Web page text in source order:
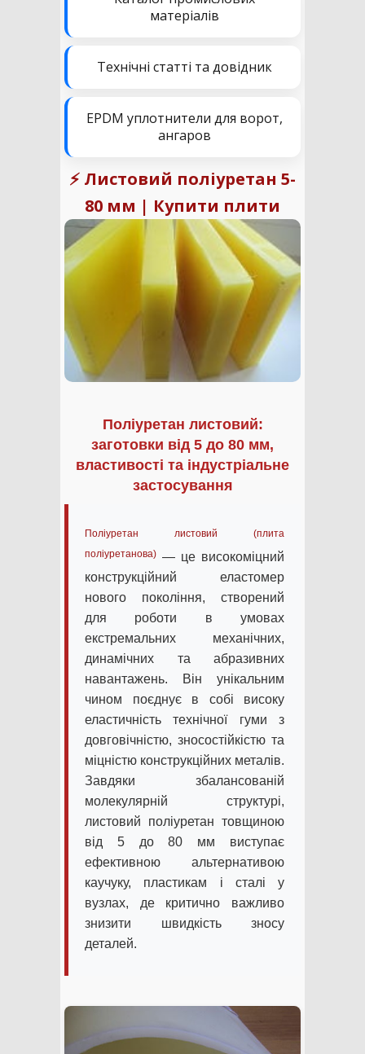
матеріалів
Технічні статті та довідник
EPDM уплотнители для ворот,
ангаров
⚡ Листовий поліуретан 5-
80 мм | Купити плити
Поліуретан листовий:
заготовки від 5 до 80 мм,
властивості та індустріальне
застосування
Поліуретан листовий (плита
поліуретанова) — це високоміцний
конструкційний еластомер
нового покоління, створений
для роботи в умовах
екстремальних механічних,
динамічних та абразивних
навантажень. Він унікальним
чином поєднує в собі високу
еластичність технічної гуми з
довговічністю, зносостійкістю та
міцністю конструкційних металів.
Завдяки збалансованій
молекулярній структурі,
листовий поліуретан товщиною
від 5 до 80 мм виступає
ефективною альтернативою
каучуку, пластикам і сталі у
вузлах, де критично важливо
знизити швидкість зносу
деталей.